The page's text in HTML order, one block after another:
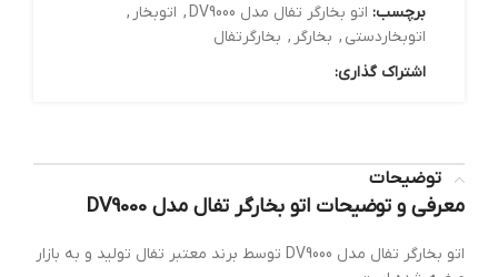
برچسب: اتو بخارگر تفال مدل DV9000 , اتوبخار ,
اتوبخاردستی , بخارگر , بخارگرتفال
اشتراک گذاری:
توضیحات
معرفی و توضیحات اتو بخارگر تفال مدل DV9000
اتو بخارگر تفال مدل DV9000 توسط برند معتبر تفال تولید و به بازار